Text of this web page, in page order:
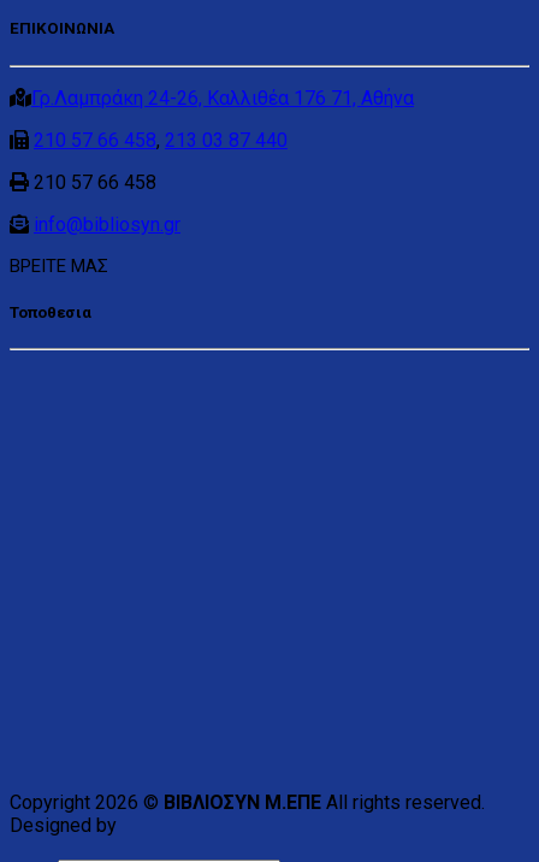
ΕΠΙΚΟΙΝΩΝΙΑ
Γρ.Λαμπράκη 24-26, Καλλιθέα 176 71, Αθήνα
210 57 66 458, 213 03 87 440
210 57 66 458
info@bibliosyn.gr
ΒΡΕΙΤΕ ΜΑΣ
Τοποθεσια
Copyright 2026 © ΒΙΒΛΙΟΣΥΝ Μ.ΕΠΕ All rights reserved.
Designed by